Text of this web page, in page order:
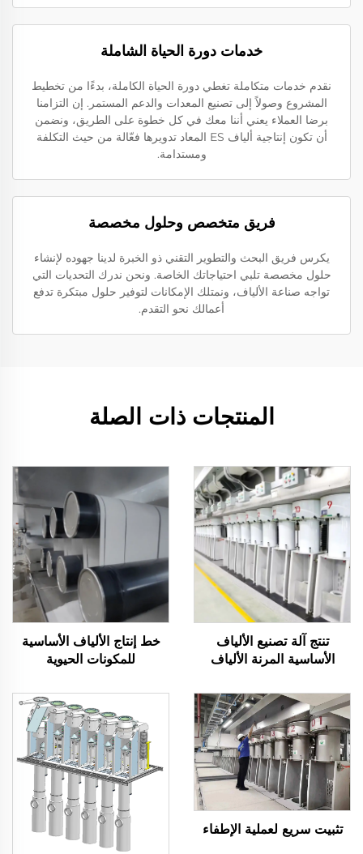
خدمات دورة الحياة الشاملة
نقدم خدمات متكاملة تغطي دورة الحياة الكاملة، بدءًا من تخطيط
المشروع وصولاً إلى تصنيع المعدات والدعم المستمر. إن التزامنا
برضا العملاء يعني أننا معك في كل خطوة على الطريق، ونضمن
أن تكون إنتاجية ألياف ES المعاد تدويرها فعّالة من حيث التكلفة
ومستدامة.
فريق متخصص وحلول مخصصة
يكرس فريق البحث والتطوير التقني ذو الخبرة لدينا جهوده لإنشاء
حلول مخصصة تلبي احتياجاتك الخاصة. ونحن ندرك التحديات التي
تواجه صناعة الألياف، ونمتلك الإمكانات لتوفير حلول مبتكرة تدفع
أعمالك نحو التقدم.
المنتجات ذات الصلة
تنتج آلة تصنيع الألياف
الأساسية المرنة الألياف
خط إنتاج الألياف الأساسية
للمكونات الحيوية
تثبيت سريع لعملية الإطفاء